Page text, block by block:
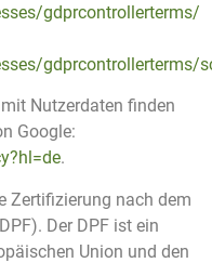
gdprcontrollerterms/
gdprcontrollerterms/
Nutzerdaten finden
Google:
.
Zertifizierung nach dem
Der DPF ist ein
Union und den